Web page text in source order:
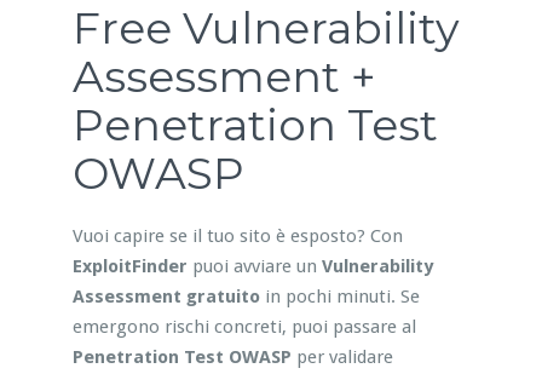
Free Vulnerability
Assessment +
Penetration Test
OWASP
Vuoi capire se il tuo sito è esposto? Con
ExploitFinder puoi avviare un Vulnerability
Assessment gratuitoin pochi minuti. Se
emergono rischi concreti, puoi passare al
Penetration Test OWASP per validare